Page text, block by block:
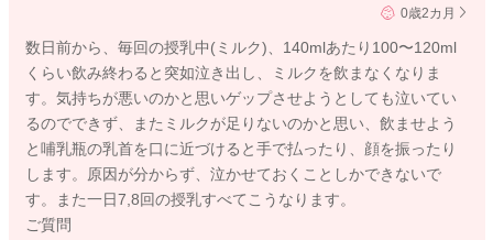
0歳2カ月
数日前から、毎回の授乳中(ミルク)、140mlあたり100〜120ml
くらい飲み終わると突如泣き出し、ミルクを飲まなくなりま
す。気持ちが悪いのかと思いゲップさせようとしても泣いてい
るのでできず、またミルクが足りないのかと思い、飲ませよう
と哺乳瓶の乳首を口に近づけると手で払ったり、顔を振ったり
します。原因が分からず、泣かせておくことしかできないで
す。また一日7,8回の授乳すべてこうなります。
ご質問